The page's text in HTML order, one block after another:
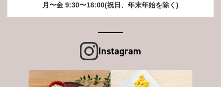
月〜金 9:30〜18:00(祝日、年末年始を除く)
Instagram